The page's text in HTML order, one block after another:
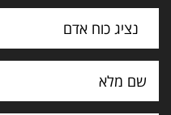
נציג כוח אדם